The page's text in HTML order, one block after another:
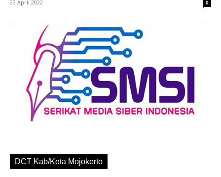
23 April 2022 0
DCT Kab/Kota Mojokerto